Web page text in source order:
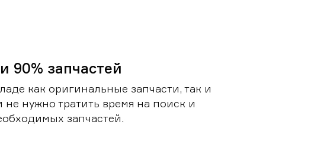
90% запчастей
как оригинальные запчасти, так и
не нужно тратить время на поиск и
запчастей.